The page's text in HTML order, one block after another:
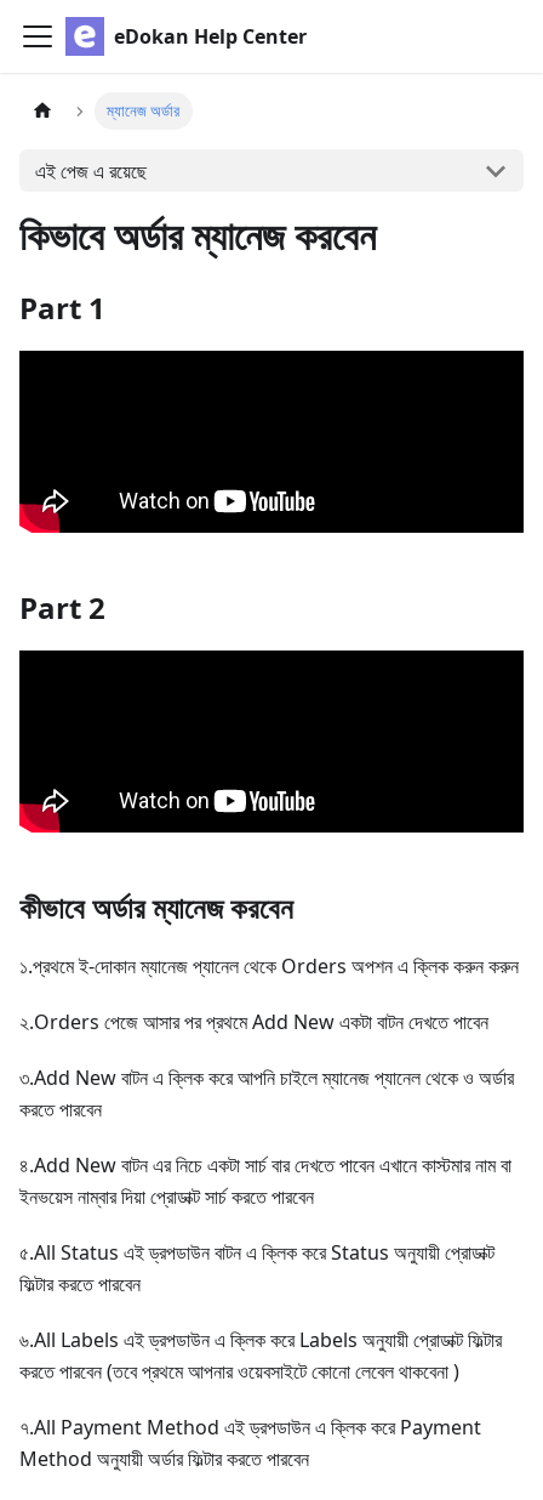
eDokan Help Center
ম্যানেজ অর্ডার
এই পেজ এ রয়েছে
কিভাবে অর্ডার ম্যানেজ করবেন
Part 1
Part 2
কীভাবে অর্ডার ম্যানেজ করবেন
১.প্রথমে ই-দোকান ম্যানেজ প্যানেল থেকে Orders অপশন এ ক্লিক করুন করুন
২.Orders পেজে আসার পর প্রথমে Add New একটা বাটন দেখতে পাবেন
৩.Add New বাটন এ ক্লিক করে আপনি চাইলে ম্যানেজ প্যানেল থেকে ও অর্ডার
করতে পারবেন
৪.Add New বাটন এর নিচে একটা সার্চ বার দেখতে পাবেন এখানে কাস্টমার নাম বা
ইনভয়েস নাম্বার দিয়া প্রোডাক্ট সার্চ করতে পারবেন
৫.All Status এই ড্রপডাউন বাটন এ ক্লিক করে Status অনুযায়ী প্রোডাক্ট
ফিল্টার করতে পারবেন
৬.All Labels এই ড্রপডাউন এ ক্লিক করে Labels অনুযায়ী প্রোডাক্ট ফিল্টার
করতে পারবেন (তবে প্রথমে আপনার ওয়েবসাইটে কোনো লেবেল থাকবেনা )
৭.All Payment Method এই ড্রপডাউন এ ক্লিক করে Payment
Method অনুযায়ী অর্ডার ফিল্টার করতে পারবেন